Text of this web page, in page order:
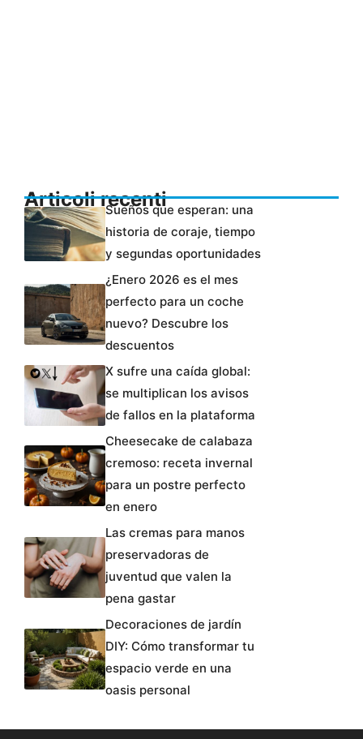
Articoli recentiSueños que esperan: una
historia de coraje, tiempo
y segundas oportunidades
¿Enero 2026 es el mes
perfecto para un coche
nuevo? Descubre los
descuentos
X sufre una caída global:
se multiplican los avisos
de fallos en la plataforma
Cheesecake de calabaza
cremoso: receta invernal
para un postre perfecto
en enero
Las cremas para manos
preservadoras de
juventud que valen la
pena gastar
Decoraciones de jardín
DIY: Cómo transformar tu
espacio verde en una
oasis personal